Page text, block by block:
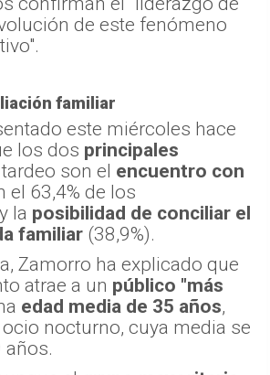
de este fenómeno
familiar
este miércoles hace
los dos principales
son el encuentro con
el 63,4% de los
la posibilidad de conciliar el
familiar (38,9%).
Zamorro ha explicado que
atrae a un público "más
edad media de 35 años,
nocturno, cuya media se
años.